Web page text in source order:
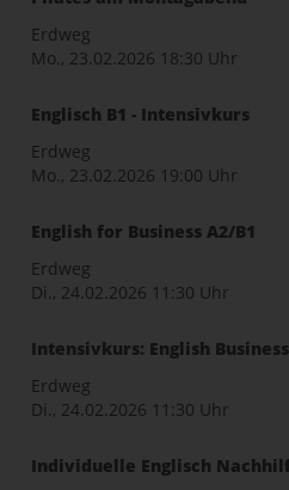
Erdweg
Mo., 23.02.2026 18:30 Uhr
Englisch B1 - Intensivkurs
Erdweg
Mo., 23.02.2026 19:00 Uhr
English for Business A2/B1
Erdweg
Di., 24.02.2026 11:30 Uhr
Intensivkurs: English
Erdweg
Di., 24.02.2026 11:30 Uhr
Individuelle Englisch